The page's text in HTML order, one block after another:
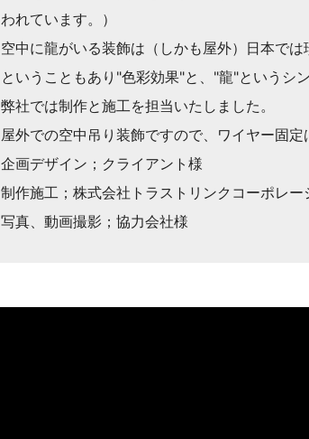
われています。）
空中に龍がいる装飾は（しかも屋外）日本で
ということもあり"色彩効果"と、"龍"というシ
弊社では制作と施工を担当いたしました。
屋外での空中吊り装飾ですので、ワイヤー固定
企画デザイン；クライアント様
制作施工；株式会社トラストリンクコーポレー
写真、動画撮影；協力会社様